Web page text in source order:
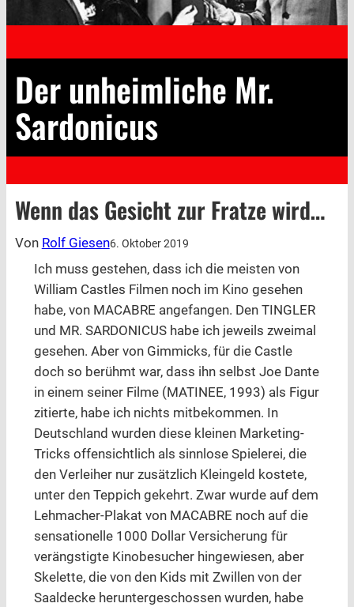
Der unheimliche Mr.
Sardonicus
Wenn das Gesicht zur Fratze wird…
Von Rolf Giesen6. Oktober 2019
Ich muss gestehen, dass ich die meisten von
William Castles Filmen noch im Kino gesehen
habe, von MACABRE angefangen. Den TINGLER
und MR. SARDONICUS habe ich jeweils zweimal
gesehen. Aber von Gimmicks, für die Castle
doch so berühmt war, dass ihn selbst Joe Dante
in einem seiner Filme (MATINEE, 1993) als Figur
zitierte, habe ich nichts mitbekommen. In
Deutschland wurden diese kleinen Marketing-
Tricks offensichtlich als sinnlose Spielerei, die
den Verleiher nur zusätzlich Kleingeld kostete,
unter den Teppich gekehrt. Zwar wurde auf dem
Lehmacher-Plakat von MACABRE noch auf die
sensationelle 1000 Dollar Versicherung für
verängstigte Kinobesucher hingewiesen, aber
Skelette, die von den Kids mit Zwillen von der
Saaldecke heruntergeschossen wurden, habe